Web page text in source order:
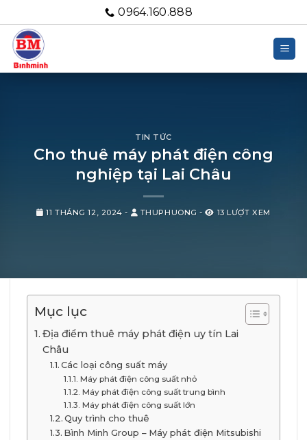
qua
nội
dung
0964.160.888
TIN TỨC
Cho thuê máy phát điện công
nghiệp tại Lai Châu
11 THÁNG 12, 2024 - THUPHUONG - 13 LƯỢT XEM
Mục lục
Địa điểm thuê máy phát điện uy tín Lai
Châu
Các loại công suất máy
Máy phát điện công suất nhỏ
Máy phát điện công suất trung bình
Máy phát điện công suất lớn
Quy trình cho thuê
Bình Minh Group – Máy phát điện Mitsubishi